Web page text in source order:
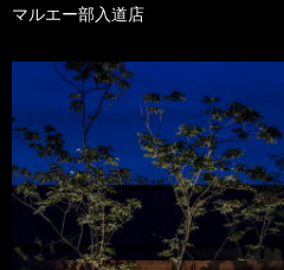
マルエー部入道店